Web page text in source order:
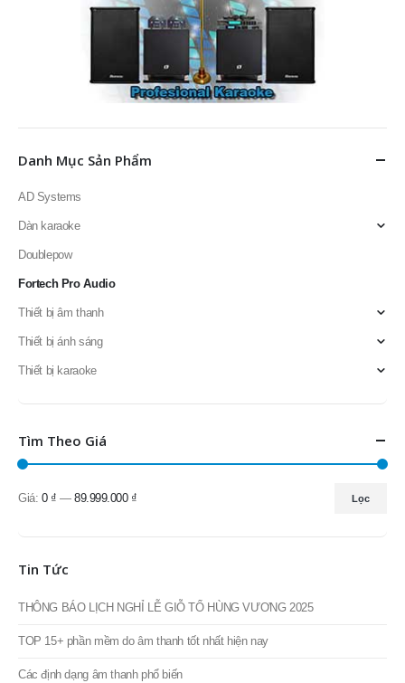
Danh Mục Sản Phẩm
AD Systems
Dàn karaoke
Doublepow
Fortech Pro Audio
Thiết bị âm thanh
Thiết bị ánh sáng
Thiết bị karaoke
Tìm Theo Giá
Lọc
Giá: 0 ₫ —89.999.000 ₫
Tin Tức
THÔNG BÁO LỊCH NGHỈ LỄ GIỖ TỔ HÙNG VƯƠNG 2025
TOP 15+ phần mềm do âm thanh tốt nhất hiện nay
Các định dạng âm thanh phổ biến